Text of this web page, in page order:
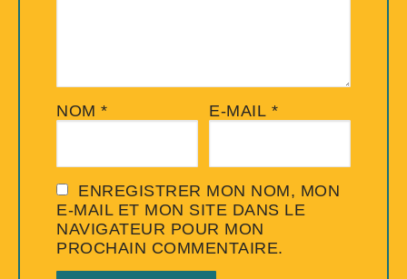
NOM * E-MAIL *
ENREGISTRER MON NOM, MON
E-MAIL ET MON SITE DANS LE
NAVIGATEUR POUR MON
PROCHAIN COMMENTAIRE.